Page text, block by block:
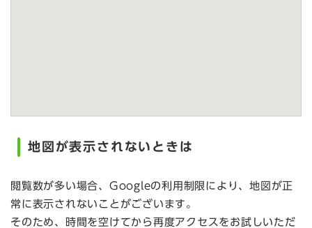
地図が表示されないときは
閲覧数が多い場合、Googleの利用制限により、地図が正
常に表示されないことがございます。
そのため、時間を空けてから再度アクセスをお試しいただ